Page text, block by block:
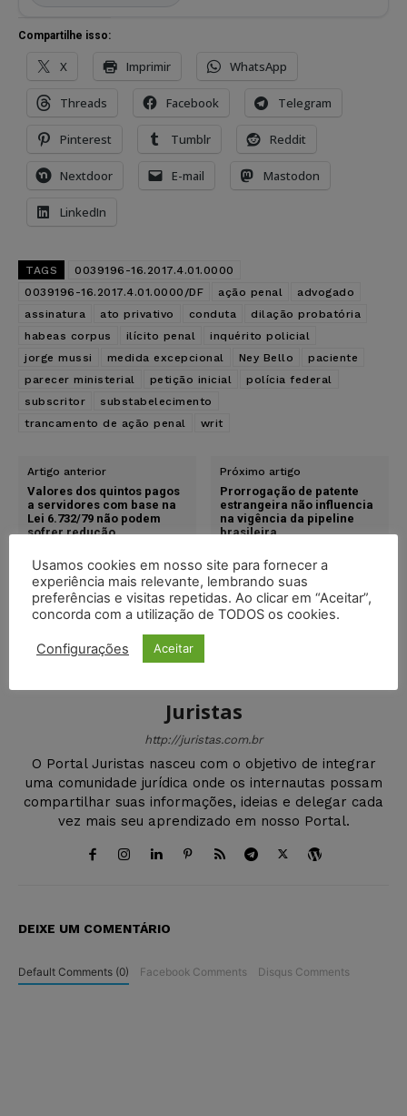
Compartilhe isso:
X Imprimir WhatsApp
Threads Facebook Telegram
Pinterest Tumblr Reddit
Nextdoor E-mail Mastodon
LinkedIn
TAGS
0039196-16.2017.4.01.0000
0039196-16.2017.4.01.0000/DF
ação penal
advogado
assinatura
ato privativo conduta
dilação probatória
habeas corpus
ilícito penal
inquérito policial
jorge mussi
medida excepcional Ney Bello
paciente
parecer ministerial
petição inicial
polícia federal
subscritor
substabelecimento
trancamento de ação penal
writ
Artigo anterior
Valores dos quintos pagos
a servidores com base na
Lei 6.732/79 não podem
sofrer redução
Próximo artigo
Prorrogação de patente
estrangeira não influencia
na vigência da pipeline
brasileira
Juristas
http://juristas.com.br
O Portal Juristas nasceu com o objetivo de integrar
uma comunidade jurídica onde os internautas possam
compartilhar suas informações, ideias e delegar cada
vez mais seu aprendizado em nosso Portal.
DEIXE UM COMENTÁRIO
Default Comments (0) Facebook Comments Disqus Comments
Usamos cookies em nosso site para fornecer a
experiência mais relevante, lembrando suas
preferências e visitas repetidas. Ao clicar em “Aceitar”,
concorda com a utilização de TODOS os cookies.
Configurações Aceitar